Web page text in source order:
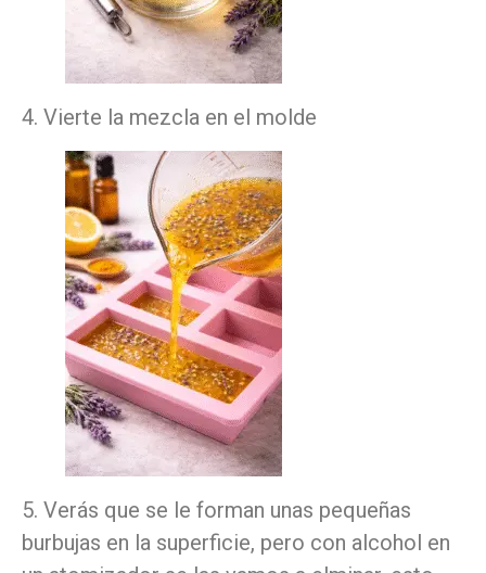
4. Vierte la mezcla en el molde
5. Verás que se le forman unas pequeñas
burbujas en la superficie, pero con alcohol en